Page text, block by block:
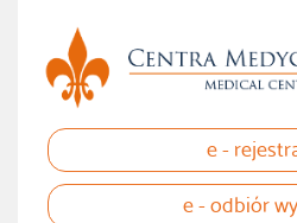
e -
e - odbiór